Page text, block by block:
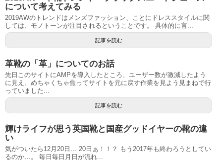
について考えてみる
2019AWのトレンドはメンズファッション、ことにドレススタイルに関
しては、モノトーンが注目されるということです。 具体的に言...
記事を読む
革靴の「革」についてのお話
先日このサイトにAMPを導入したところ、ユーザー数が激減したよう
に見え、めちゃくちゃ焦ってサイトを元に戻す作業を見よう見まねで行
っていました...
記事を読む
輝けライフが思う英国靴と国産グッドイヤーの靴の違
い
気がついたら12月20日… 20日ぁ！！？ もう2017年も終わろうとしてい
るのか…。 毎日毎日月日が流れ...